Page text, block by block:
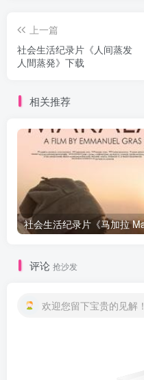
上一篇
社会生活纪录片《人间蒸发
人間蒸発》下载
相关推荐
评论 抢沙发
欢迎您留下宝贵的见解！